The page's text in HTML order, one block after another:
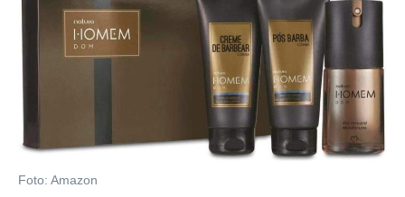
Foto: Amazon